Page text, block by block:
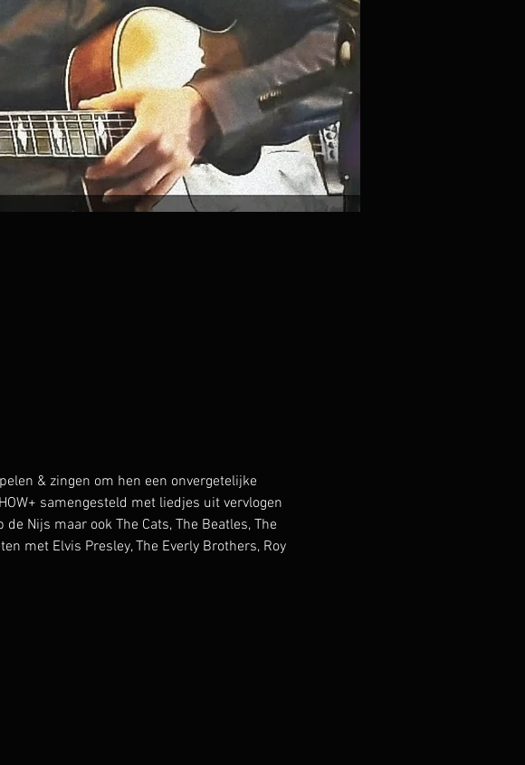
& zingen om hen een onvergetelijke
samengesteld met liedjes uit vervlogen
Nijs maar ook The Cats, The Beatles, The
met Elvis Presley, The Everly Brothers, Roy